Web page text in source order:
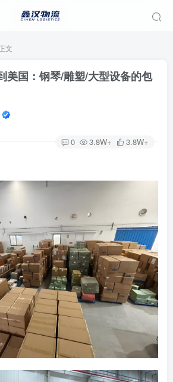
文
美国：钢琴/雕塑/大型设备的包
0 3.8W+ 3.8W+